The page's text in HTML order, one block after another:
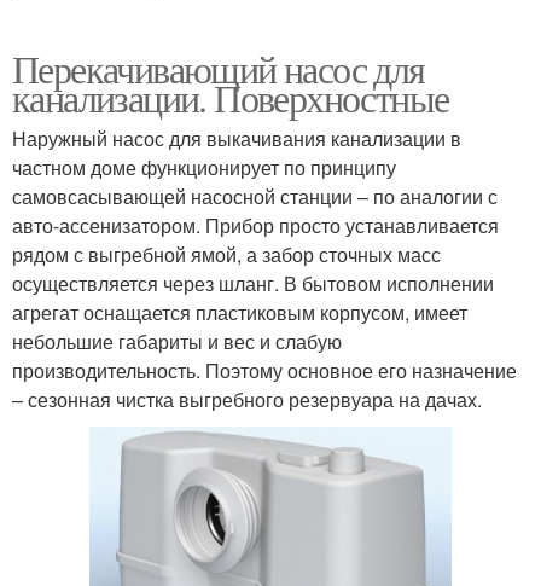
Перекачивающий насос для
канализации. Поверхностные
Наружный насос для выкачивания канализации в
частном доме функционирует по принципу
самовсасывающей насосной станции – по аналогии с
авто-ассенизатором. Прибор просто устанавливается
рядом с выгребной ямой, а забор сточных масс
осуществляется через шланг. В бытовом исполнении
агрегат оснащается пластиковым корпусом, имеет
небольшие габариты и вес и слабую
производительность. Поэтому основное его назначение
– сезонная чистка выгребного резервуара на дачах.